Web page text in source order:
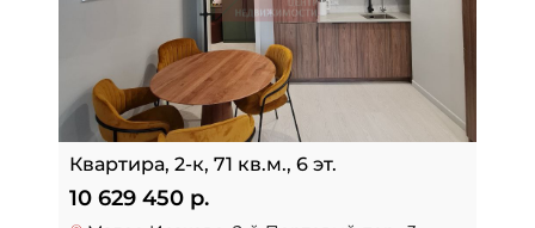
Квартира, 2-к, 71 кв.м., 6 эт.
10 629 450 р.